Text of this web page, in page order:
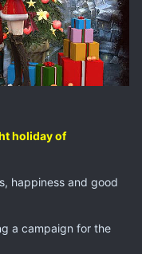
holiday of
happiness and good
a campaign for the